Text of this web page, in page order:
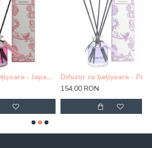
Difuzor cu bețișoare - Japanese Bloom
Difuzor cu bețișoare - Pressed Peonie
154,00 RON